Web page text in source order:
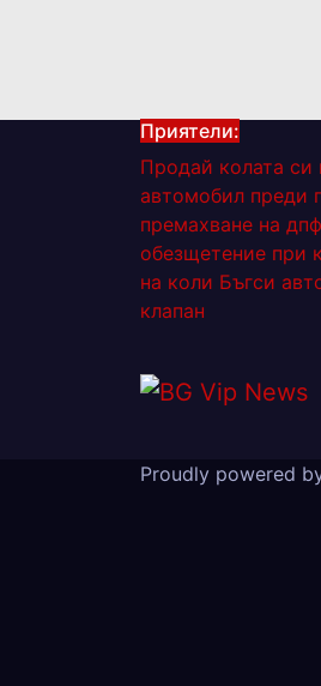
Приятели:
Продай колата си
автомобил преди
премахване на
обезщетение при
на коли Бъгси
клапан
Proudly powered